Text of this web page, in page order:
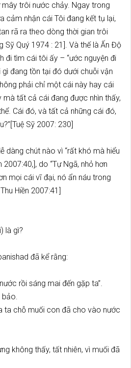
trôi nước chảy. Ngay trong
cảm nhận cái Tôi đang kết tụ lại,
rã ra theo dòng thời gian trôi
Sỹ Quý 1974 : 21]. Và thế là Ấn Độ
đi tìm cái tôi ấy – “ước nguyện đi
đang tồn tại đó dưới chuỗi vận
phải chỉ một cái này hay cái
mà tất cả cái đang được nhìn thấy,
Cái đó, và tất cả những cái đó,
Sỹ 2007: 230]
dàng chút nào vì “rất khó mà hiểu
2007:40,], do “Tự Ngã, nhỏ hơn
mọi cái vĩ đại, nó ẩn náu trong
Hiền 2007:41]
là gì?
đã kể rằng:
rồi sáng mai đến gặp ta”.
bảo.
ta chỗ muối con đã cho vào nước
không thấy, tất nhiên, vì muối đã